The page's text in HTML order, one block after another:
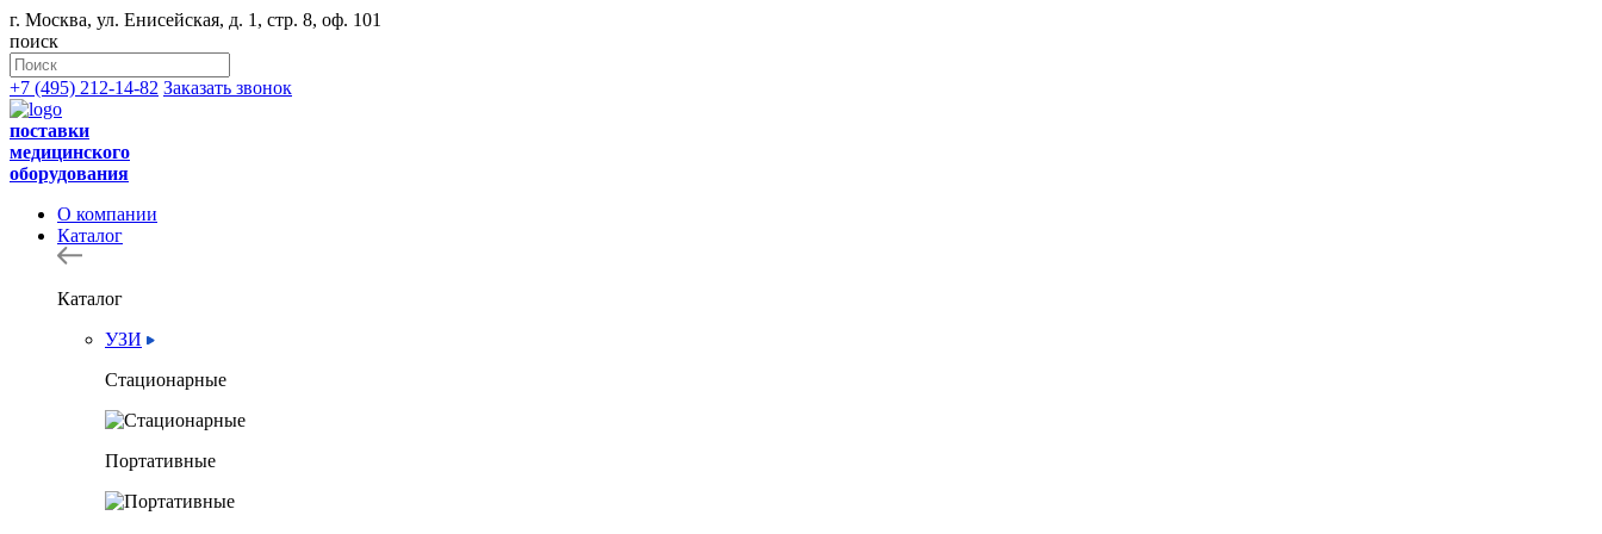
г. Москва, ул. Енисейская, д. 1, стр. 8, оф. 101
поиск
+7 (495) 212-14-82 Заказать звонок
поставки
медицинского
оборудования
О компании
Каталог
Каталог
УЗИ
Стационарные
Портативные